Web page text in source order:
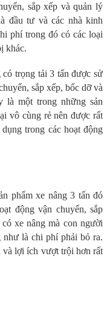
sắp xếp và quản lý
đầu tư và các nhà kinh
phí trong đó có các loại
khác.
trọng tải 3 tấn được sử
sắp xếp, bốc dỡ và
là một trong những sản
vô cùng rẻ nên được rất
trong các hoạt động
phẩm xe nâng 3 tấn đó
động vận chuyển, sắp
xe nâng mà con người
như là chi phí phải bỏ ra.
và lợi ích vượt trội hơn rất